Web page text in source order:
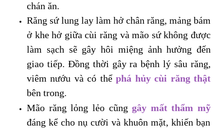
chán ăn.
Răng sứ lung lay làm hở chân răng, mảng bám
ở khe hở giữa cùi răng và mão sứ không được
làm sạch sẽ gây hôi miệng ảnh hưởng đến
giao tiếp. Đồng thời gây ra bệnh lý sâu răng,
viêm nướu và có thểphá hủy cùi răng thật
bên trong.
Mão răng lỏng lẻo cũnggây mất thẩm mỹ
đáng kể cho nụ cười và khuôn mặt, khiến bạn